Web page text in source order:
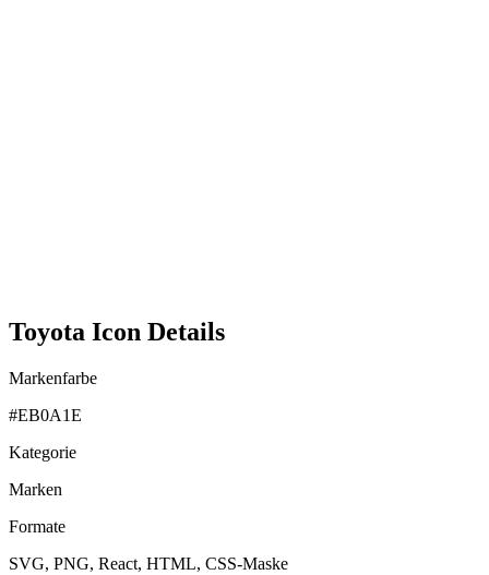
Toyota Icon Details
Markenfarbe
#EB0A1E
Kategorie
Marken
Formate
SVG, PNG, React, HTML, CSS-Maske